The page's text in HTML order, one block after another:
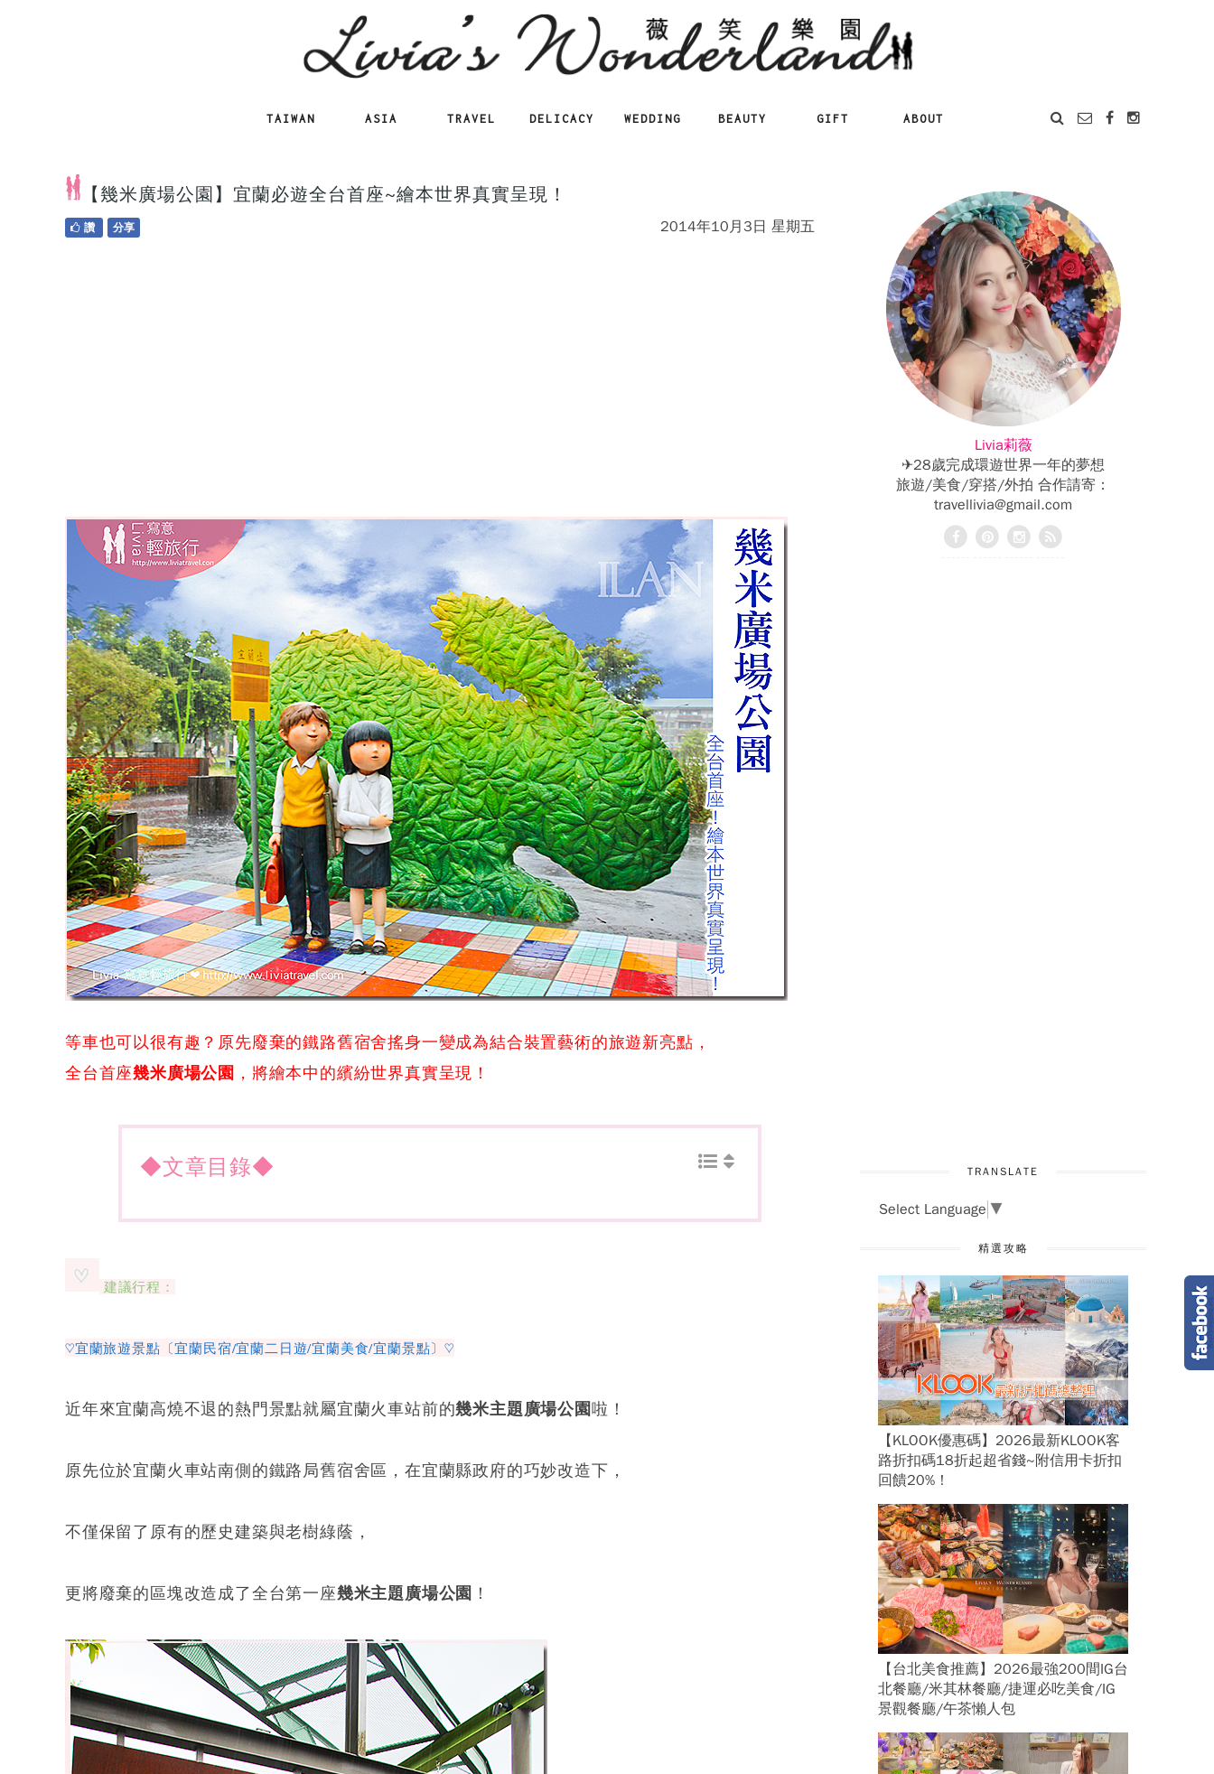
TAIWAN ASIA TRAVEL DELICACY WEDDING BEAUTY GIFT ABOUT
【幾米廣場公園】宜蘭必遊全台首座~繪本世界真實呈現！
2014年10月3日 星期五
讚 分享
等車也可以很有趣？原先廢棄的鐵路舊宿舍搖身一變成為結合裝置藝術的旅遊新亮點，
全台首座幾米廣場公園 ，將繪本中的繽紛世界真實呈現！
◆文章目錄◆
建議行程：
♡宜蘭旅遊景點〔宜蘭民宿/宜蘭二日遊/宜蘭美食/宜蘭景點〕♡
近年來宜蘭高燒不退的熱門景點就屬宜蘭火車站前的幾米主題廣場公園啦！
原先位於宜蘭火車站南側的鐵路局舊宿舍區，在宜蘭縣政府的巧妙改造下，
不僅保留了原有的歷史建築與老樹綠蔭，
更將廢棄的區塊改造成了全台第一座幾米主題廣場公園 ！
Livia莉薇
✈28歲完成環遊世界一年的夢想
旅遊/美食/穿搭/外拍 合作請寄：
travellivia@gmail.com
TRANSLATE
Select Language ▼
精選攻略
【KLOOK優惠碼】2026最新KLOOK客
路折扣碼18折起超省錢~附信用卡折扣
回饋20%！
【台北美食推薦】2026最強200間IG台
北餐廳/米其林餐廳/捷運必吃美食/IG
景觀餐廳/午茶懶人包